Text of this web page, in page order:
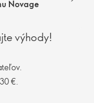
Novage
výhody!
€.